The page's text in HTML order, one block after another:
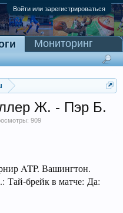
Войти или зарегистрироваться
Ж. - Пэр Б.
909
ATP. Вашингтон.
брейк в матче: Да:
Мониторинг